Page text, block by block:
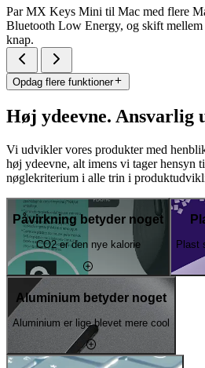
Par MX Keys Mini til Mac med flere
Bluetooth Low Energy, og skift mellem
knap.
Opdag flere funktioner
Høj ydeevne. Ansvarlig
Vi udvikler vores produkter med
høj ydeevne, alt imens vi tager hensyn
nøglekriterium i alle trin i
Påvirkning betyder noget
CO2 er den nye kalorie Plast
Aluminium betyder noget
Aluminium er lige blevet mere cool